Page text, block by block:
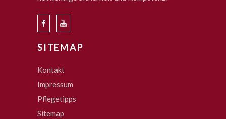
SITEMAP
Kontakt
Impressum
Pflegetipps
Sitemap